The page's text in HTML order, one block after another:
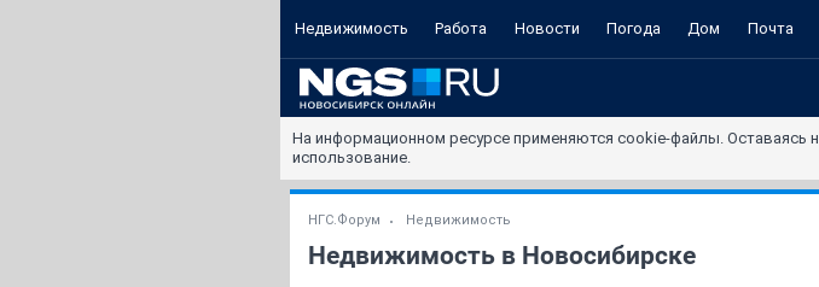
Недвижимость Работа Новости Погода Дом Почта
На информационном ресурсе применяются cookie-файлы. Оставаясь
использование.
НГС.Форум Недвижимость
Недвижимость в Новосибирске